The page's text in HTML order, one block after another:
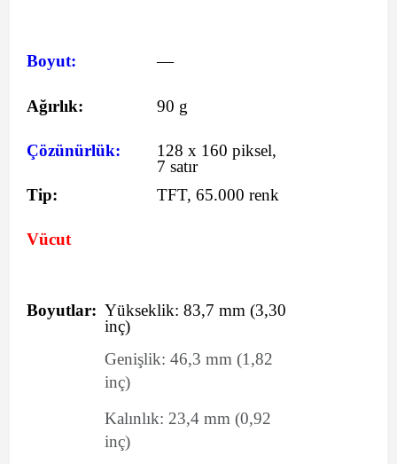
Boyut: —
Ağırlık: 90 g
Çözünürlük:
128 x 160 piksel,
7 satır
Tip:
TFT, 65.000 renk
Vücut
Boyutlar: Yükseklik: 83,7 mm (3,30
inç)
Genişlik: 46,3 mm (1,82
inç)
Kalınlık: 23,4 mm (0,92
inç)